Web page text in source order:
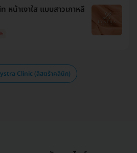
หน้าเงาใส แบบสาวเกาหลี
Clinic (ลิสตร้าคลินิก)